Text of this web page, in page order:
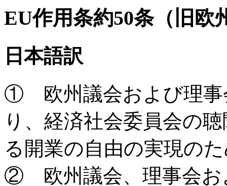
EU作用条約50条（旧欧
日本語訳
① 欧州議会および理事
り、経済社会委員会の
る開業の自由の実現の
② 欧州議会、理事会お